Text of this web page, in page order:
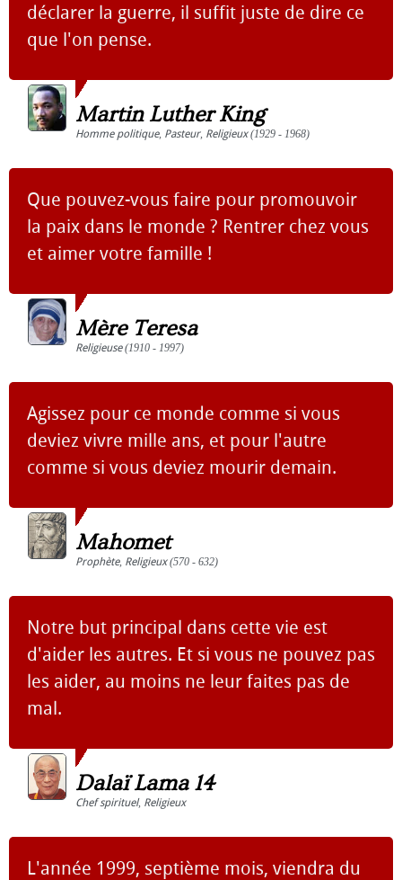
déclarer la guerre, il suffit juste de dire ce
que l'on pense.
Martin Luther King
Homme politique, Pasteur, Religieux(1929 - 1968)
Que pouvez-vous faire pour promouvoir
la paix dans le monde ? Rentrer chez vous
et aimer votre famille !
Mère Teresa
Religieuse(1910 - 1997)
Agissez pour ce monde comme si vous
deviez vivre mille ans, et pour l'autre
comme si vous deviez mourir demain.
Mahomet
Prophète, Religieux(570 - 632)
Notre but principal dans cette vie est
d'aider les autres. Et si vous ne pouvez pas
les aider, au moins ne leur faites pas de
mal.
Dalaï Lama 14
Chef spirituel, Religieux
L'année 1999, septième mois, viendra du